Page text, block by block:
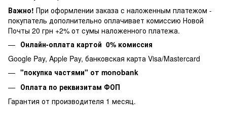
Важно! При оформлении заказа с наложенным платежом -
покупатель дополнительно оплачивает комиссию Новой
Почты 20 грн +2% от сумы наложенного платежа.
Онлайн-оплата картой 0% комиссия
Google Pay, Apple Pay, банковская карта Visa/Mastercard
"покупка частями" от monobank
Оплата по реквизитам ФОП
Гарантия от производителя 1 месяц.